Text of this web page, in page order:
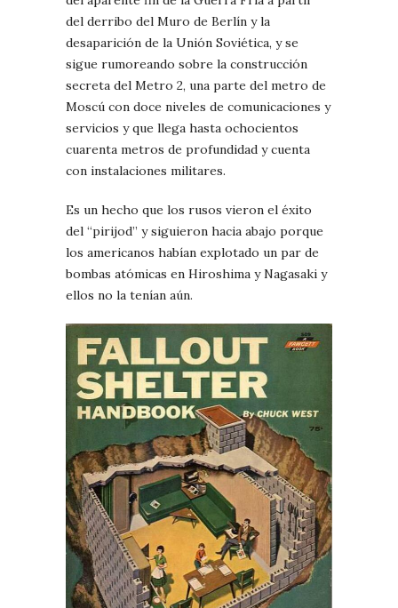
del derribo del Muro de Berlín y la
desaparición de la Unión Soviética, y se
sigue rumoreando sobre la construcción
secreta del Metro 2, una parte del metro de
Moscú con doce niveles de comunicaciones y
servicios y que llega hasta ochocientos
cuarenta metros de profundidad y cuenta
con instalaciones militares.
Es un hecho que los rusos vieron el éxito
del “pirijod” y siguieron hacia abajo porque
los americanos habían explotado un par de
bombas atómicas en Hiroshima y Nagasaki y
ellos no la tenían aún.